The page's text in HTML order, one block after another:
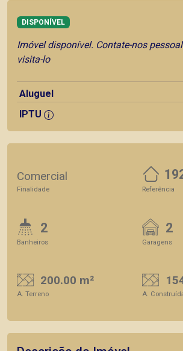
DISPONÍVEL
Imóvel disponível. Contate-nos
visita-lo
Aluguel
IPTU
Comercial
Finalidade Referência
2
Banheiros
2
Garagens
200.00 m²
A. Terreno A.